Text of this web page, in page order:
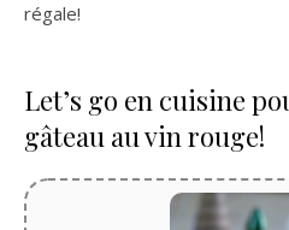
régale!
Let’s go en cuisine
gâteau au vin rouge!